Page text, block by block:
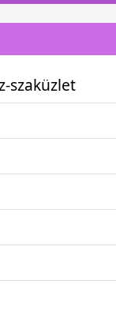
szaküzlet